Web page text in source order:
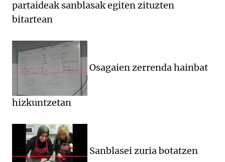
partaideak sanblasak egiten zituzten
bitartean
Osagaien zerrenda hainbat
hizkuntzetan
Sanblasei zuria botatzen